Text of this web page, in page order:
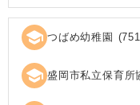
school つばめ幼稚園 (751
school 盛岡市私立保育所